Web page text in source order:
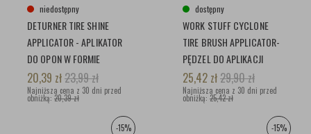
niedostępny
DETURNER TIRE SHINE
APPLICATOR - APLIKATOR
DO OPON W FORMIE
PĘDZELKA
20,39 zł23,99zł
Najniższa cena z 30 dni przed
obniżką: 20,39 zł
dostępny
WORK STUFF CYCLONE
TIRE BRUSH APPLICATOR-
PĘDZEL DO APLIKACJI
DRESSINGU, CZERNIDŁA
25,42 zł29,90zł
Najniższa cena z 30 dni przed
obniżką: 25,42 zł
-15% -15%